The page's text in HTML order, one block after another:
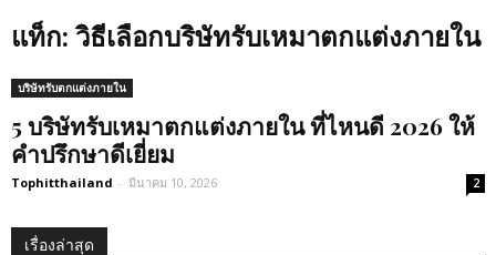
แท็ก: วิธีเลือกบริษัทรับเหมาตกแต่งภายใน
บริษัทรับตกแต่งภายใน
5 บริษัทรับเหมาตกแต่งภายใน ที่ไหนดี 2026 ให้
คำปรึกษาดีเยี่ยม
Tophitthailand - มีนาคม 10, 2026 2
เรื่องล่าสุด